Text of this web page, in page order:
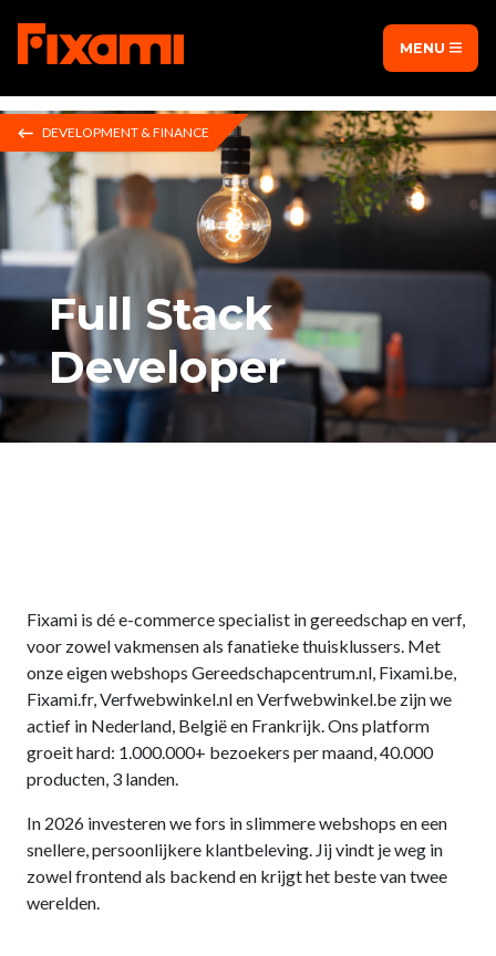
MENU
DEVELOPMENT & FINANCE
Full Stack
Developer
Fixami is dé e-commerce specialist in gereedschap en verf,
voor zowel vakmensen als fanatieke thuisklussers. Met
onze eigen webshops Gereedschapcentrum.nl, Fixami.be,
Fixami.fr, Verfwebwinkel.nl en Verfwebwinkel.be zijn we
actief in Nederland, België en Frankrijk. Ons platform
groeit hard: 1.000.000+ bezoekers per maand, 40.000
producten, 3 landen.
In 2026 investeren we fors in slimmere webshops en een
snellere, persoonlijkere klantbeleving. Jij vindt je weg in
zowel frontend als backend en krijgt het beste van twee
werelden.